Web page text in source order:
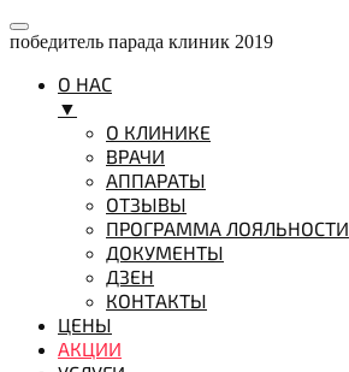
победитель парада клиник 2019
О НАС
▼
О КЛИНИКЕ
ВРАЧИ
АППАРАТЫ
ОТЗЫВЫ
ПРОГРАММА ЛОЯЛЬНОСТИ
ДОКУМЕНТЫ
ДЗЕН
КОНТАКТЫ
ЦЕНЫ
АКЦИИ